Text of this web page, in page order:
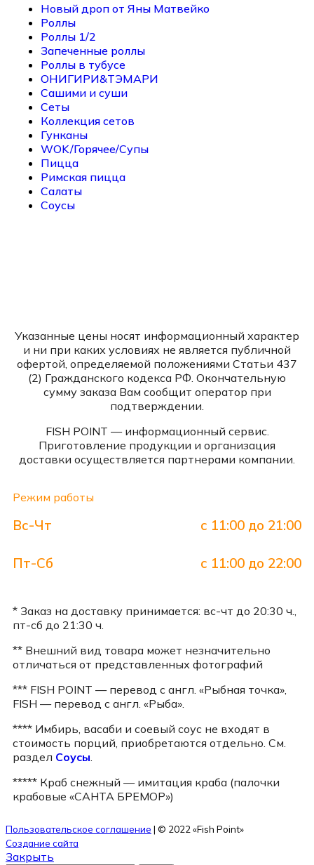
Новый дроп от Яны Матвейко
Роллы
Роллы 1/2
Запеченные роллы
Роллы в тубусе
ОНИГИРИ&ТЭМАРИ
Сашими и суши
Сеты
Коллекция сетов
Гунканы
WOK/Горячее/Супы
Пицца
Римская пицца
Салаты
Соусы
Указанные цены носят информационный характер
и ни при каких условиях не является публичной
офертой, определяемой положениями Статьи 437
(2) Гражданского кодекса РФ. Окончательную
сумму заказа Вам сообщит оператор при
подтверждении.
FISH POINT — информационный сервис.
Приготовление продукции и организация
доставки осуществляется партнерами компании.
Режим работы
Вс-Чт с 11:00 до 21:00
Пт-Сб с 11:00 до 22:00
* Заказ на доставку принимается: вс-чт до 20:30 ч.,
пт-сб до 21:30 ч.
** Внешний вид товара может незначительно
отличаться от представленных фотографий
*** FISH POINT — перевод с англ. «Рыбная точка»,
FISH — перевод с англ. «Рыба».
**** Имбирь, васаби и соевый соус не входят в
стоимость порций, приобретаются отдельно. См.
раздел Соусы
***** Краб снежный — имитация краба (палочки
крабовые «САНТА БРЕМОР»)
Пользовательское соглашение | © 2022 «Fish Point»
Создание сайта
Закрыть